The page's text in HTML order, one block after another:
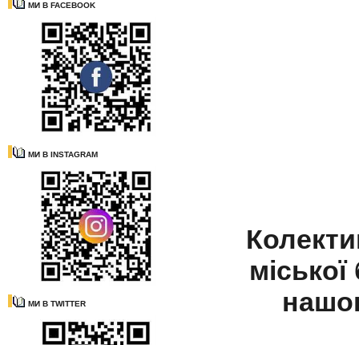
МИ В FACEBOOK
МИ В INSTAGRAM
МИ В TWITTER